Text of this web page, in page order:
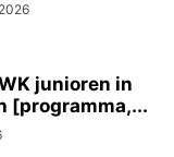
junioren in
[programma,...